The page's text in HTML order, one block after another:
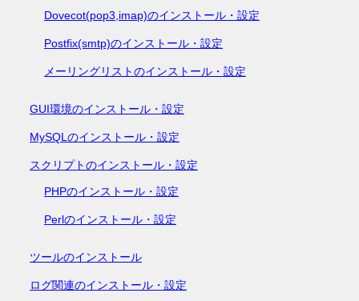
Dovecot(pop3,imap)のインストール・設定
Postfix(smtp)のインストール・設定
メーリングリストのインストール・設定
GUI環境のインストール・設定
MySQLのインストール・設定
スクリプトのインストール・設定
PHPのインストール・設定
Perlのインストール・設定
ツールのインストール
ログ関連のインストール・設定